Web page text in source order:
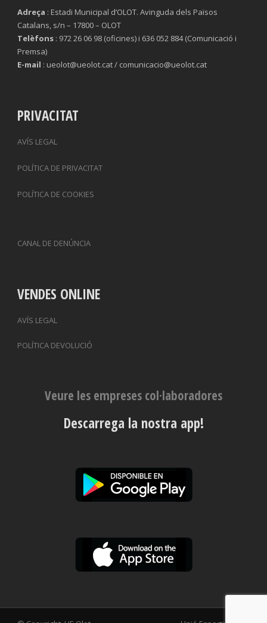
Adreça : Estadi Municipal d’OLOT. Avinguda dels Països
Catalans, s/n – 17800 – OLOT
Telèfons : 972 26 06 98 (oficines) i 636 052 884 (Comunicació i
Premsa)
E-mail : ueolot@ueolot.cat / comunicacio@ueolot.cat
PRIVACITAT
AVÍS LEGAL
POLÍTICA DE PRIVACITAT
POLÍTICA DE COOKIES
CANAL DE DENÚNCIA
VENDES ONLINE
AVÍS LEGAL
POLÍTICA DEVOLUCIÓ
Veure les empreses col·laboradores
Descarrega la nostra app!